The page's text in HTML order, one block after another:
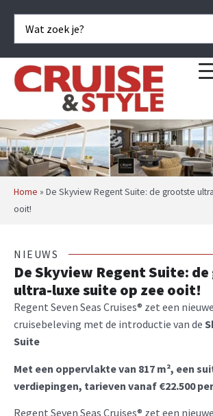
Home » De Skyview Regent Suite: de grootste
ooit!
NIEUWS
De Skyview Regent Suite:
ultra-luxe suite op zee ooit!
Regent Seven Seas Cruises® zet een
cruisebeleving met de introductie van de
Suite
Met een oppervlakte van 817 m², een
verdiepingen, tarieven vanaf €22.500
Regent Seven Seas Cruises® zet een